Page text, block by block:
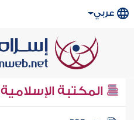
عربي
المكتبة الإسلامية